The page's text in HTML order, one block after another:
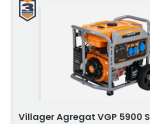
Villager Agregat VGP 5900 S